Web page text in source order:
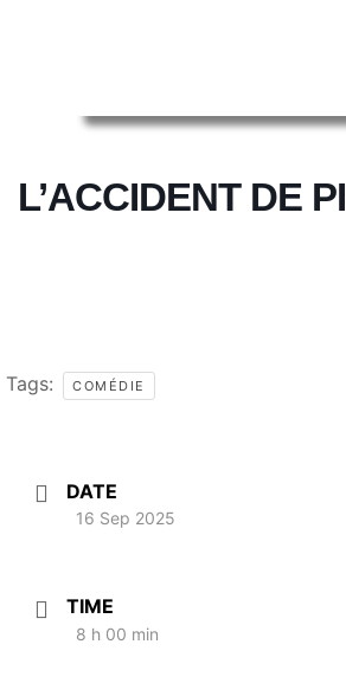
L’ACCIDENT DE
Tags: COMÉDIE
DATE
16 Sep 2025
TIME
8 h 00 min